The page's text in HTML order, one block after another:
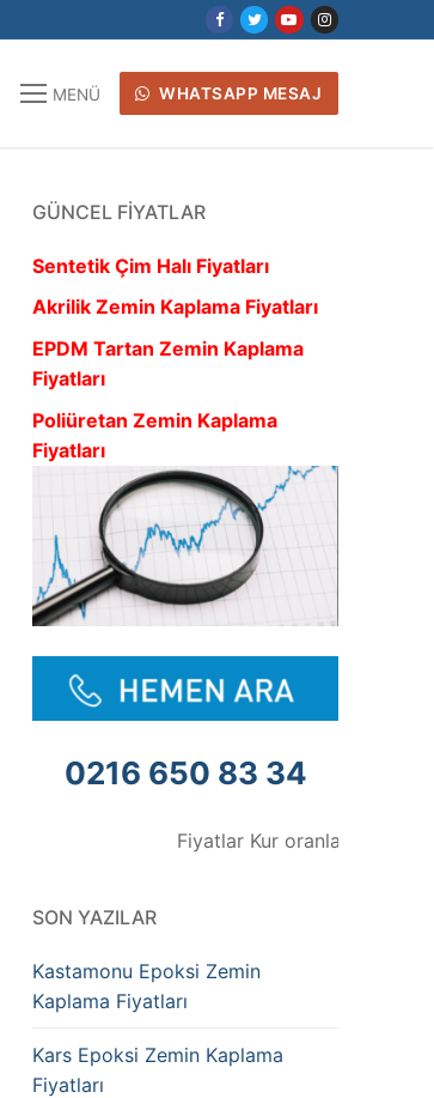
MENÜ WHATSAPP MESAJ
GÜNCEL FIYATLAR
Sentetik Çim Halı Fiyatları
Akrilik Zemin Kaplama Fiyatları
EPDM Tartan Zemin Kaplama
Fiyatları
Poliüretan Zemin Kaplama
Fiyatları
0216 650 83 34
Fiyatlar Kur oranlarına göre
SON YAZILAR
Kastamonu Epoksi Zemin
Kaplama Fiyatları
Kars Epoksi Zemin Kaplama
Fiyatları